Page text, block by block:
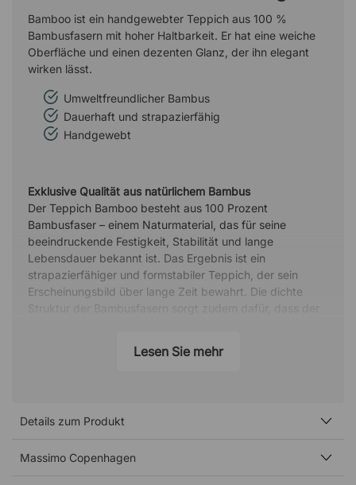
Bamboo ist ein handgewebter Teppich aus 100 %
Bambusfasern mit hoher Haltbarkeit. Er hat eine weiche
Oberfläche und einen dezenten Glanz, der ihn elegant
wirken lässt.
Umweltfreundlicher Bambus
Dauerhaft und strapazierfähig
Handgewebt
Exklusive Qualität aus natürlichem Bambus
Der Teppich Bamboo besteht aus 100 Prozent
Bambusfaser – einem Naturmaterial, das für seine
beeindruckende Festigkeit, Stabilität und lange
Lebensdauer bekannt ist. Das Ergebnis ist ein
strapazierfähiger und formstabiler Teppich, der sein
Erscheinungsbild über lange Zeit bewahrt. Die dichte
dezente Glanz der Fasern ein exklusives Gefühl erzeugt.
dem Teppich einen lebendigen Ausdruck – ein stilvolles
Lesen Sie mehr
Details zum Produkt
Massimo Copenhagen